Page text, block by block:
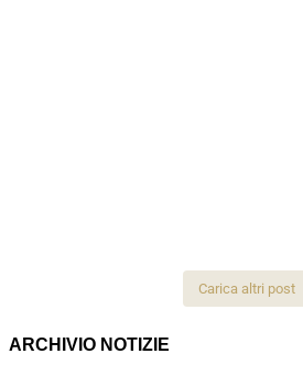
Carica altri post
ARCHIVIO NOTIZIE